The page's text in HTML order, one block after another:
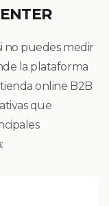
no puedes medir
la plataforma
online B2B
que